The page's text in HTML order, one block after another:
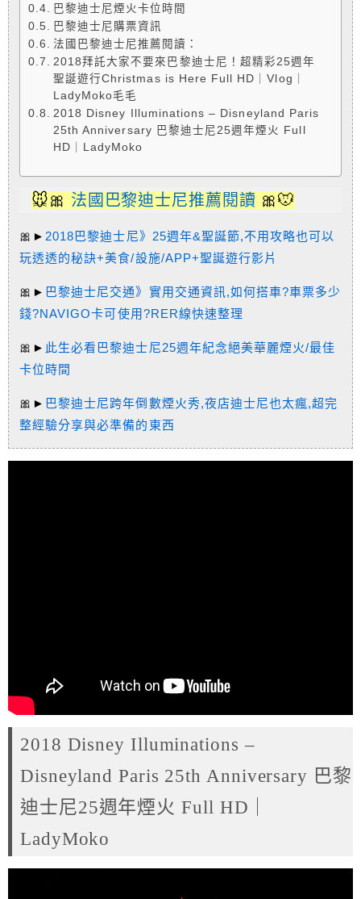
巴黎迪士尼煙火卡位時間
巴黎迪士尼購票資訊
法國巴黎迪士尼推薦閱讀：
2018拜託大家不要來巴黎迪士尼！超精彩25週年
聖誕遊行Christmas is Here Full HD｜Vlog｜
LadyMoko毛毛
2018 Disney Illuminations – Disneyland Paris
25th Anniversary 巴黎迪士尼25週年煙火 Full
HD｜LadyMoko
🐭🎀 法國巴黎迪士尼推薦閱讀 🎀🐭
🎀► 2018巴黎迪士尼》25週年&聖誕節,不用攻略也可以
玩透透的秘訣+美食/設施/APP+聖誕遊行影片
🎀► 巴黎迪士尼交通》實用交通資訊,如何搭車?車票多少
錢?NAVIGO卡可使用?RER線快速整理
🎀► 此生必看巴黎迪士尼25週年紀念絕美華麗煙火/最佳
卡位時間
🎀► 巴黎迪士尼跨年倒數煙火秀,夜店迪士尼也太瘋,超完
整經驗分享與必準備的東西
2018 Disney Illuminations –
Disneyland Paris 25th Anniversary 巴黎
迪士尼25週年煙火 Full HD｜
LadyMoko